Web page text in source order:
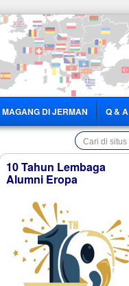
MAGANG DI JERMAN Q & A
10 Tahun Lembaga
Alumni Eropa